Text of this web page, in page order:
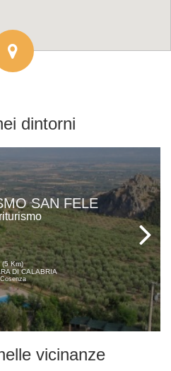
dintorni
SAN FELE
(5 Km)
DI CALABRIA
Cosenza
vicinanze